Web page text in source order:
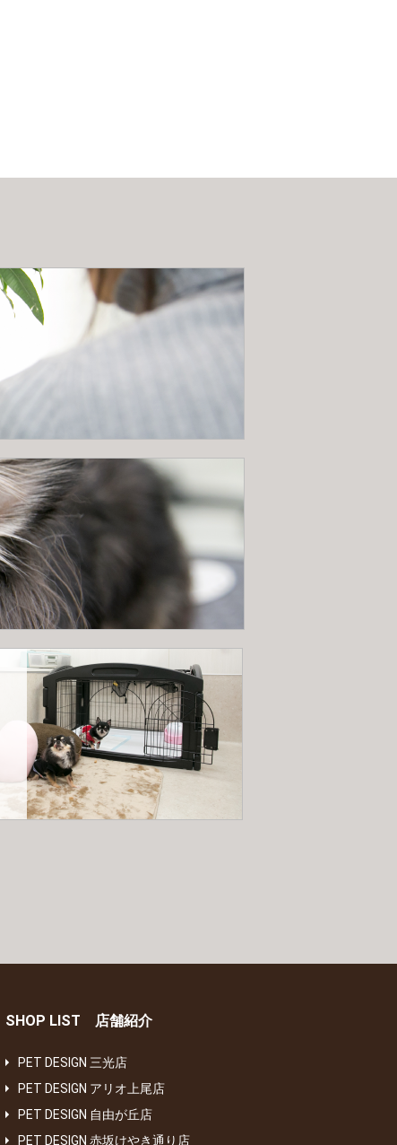
SHOP LIST 店舗紹介
PET DESIGN 三光店
PET DESIGN アリオ上尾店
PET DESIGN 自由が丘店
PET DESIGN 赤坂けやき通り店